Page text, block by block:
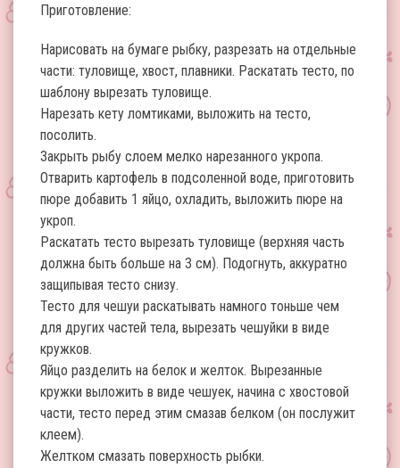
Приготовление:
Нарисовать на бумаге рыбку, разрезать на отдельные
части: туловище, хвост, плавники. Раскатать тесто, по
шаблону вырезать туловище.
Нарезать кету ломтиками, выложить на тесто,
посолить.
Закрыть рыбу слоем мелко нарезанного укропа.
Отварить картофель в подсоленной воде, приготовить
пюре добавить 1 яйцо, охладить, выложить пюре на
укроп.
Раскатать тесто вырезать туловище (верхняя часть
должна быть больше на 3 см). Подогнуть, аккуратно
защипывая тесто снизу.
Тесто для чешуи раскатывать намного тоньше чем
для других частей тела, вырезать чешуйки в виде
кружков.
Яйцо разделить на белок и желток. Вырезанные
кружки выложить в виде чешуек, начина с хвостовой
части, тесто перед этим смазав белком (он послужит
клеем).
Желтком смазать поверхность рыбки.